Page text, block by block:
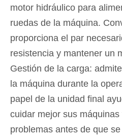
motor hidráulico para
ruedas de la máquina.
proporciona el par
resistencia y mantener un
Gestión de la carga:
la máquina durante la
papel de la unidad final
cuidar mejor sus
problemas antes de que